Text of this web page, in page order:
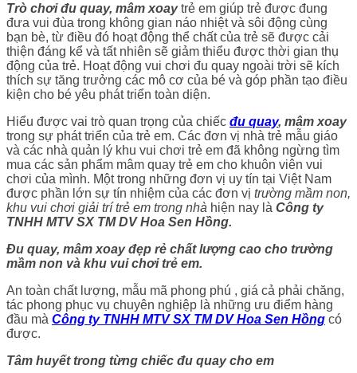
Trò chơi đu quay, mâm xoaytrẻ em giúp trẻ được đung
đưa vui đùa trong không gian náo nhiệt và sôi động cùng
bạn bè, từ điều đó hoạt động thể chất của trẻ sẽ được cải
thiện đáng kể và tất nhiên sẽ giảm thiểu được thời gian thụ
động của trẻ. Hoạt động vui chơi đu quay ngoài trời sẽ kích
thích sự tăng trưởng các mô cơ của bé và góp phần tạo điều
kiện cho bé yêu phát triển toàn diện.
Hiểu được vai trò quan trọng của chiếc đu quay, mâm xoay
trong sự phát triển của trẻ em. Các đơn vị nhà trẻ mẫu giáo
và các nhà quản lý khu vui chơi trẻ em đã không ngừng tìm
mua các sản phẩm mâm quay trẻ em cho khuôn viên vui
chơi của mình. Một trong những đơn vị uy tín tại Việt Nam
được phần lớn sự tín nhiệm của các đơn vị trường mầm non,
khu vui chơi giải trí trẻ em trong nhà hiện nay là Công ty
TNHH MTV SX TM DV Hoa Sen Hồng.
Đu quay, mâm xoay đẹp rẻ chất lượng cao cho trường
mầm non và khu vui chơi trẻ em.
An toàn chất lượng, mẫu mã phong phú , giá cả phải chăng,
tác phong phục vụ chuyên nghiệp là những ưu điểm hàng
đầu mà Công ty TNHH MTV SX TM DV Hoa Sen Hồng có
được.
Tâm huyết trong từng chiếc đu quay cho em